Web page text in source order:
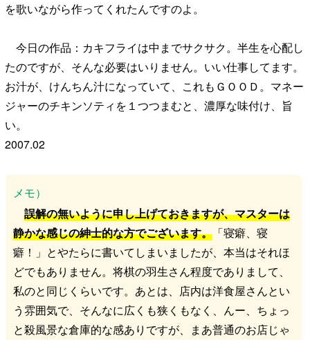
を歌いながら作ってくれたんですのよ。
今日の作品：カキフライは中までサクサク。半生を心配し
たのですが、そんな必要はいりません。いい仕事してます。
お汁が、けんちん汁になっていて、これもＧＯＯＤ。マネー
ジャーのチキンソティを１つつまむと、濃厚な味付け、旨
い。
2007.02
メモ）
誤解の無いように申し上げておきますが、マスターは
静かな感じの紳士的な方でございます。 「寝癖、寝
癖！」とやたらに書いてしまいましたが、本当はそれほ
どでもありません。将棋の羽生さん程度でありまして、
私のと同じくらいです。あとは、店内は洋食屋さんとい
う雰囲気で、そんなに広くも狭くもなく、んー、ちょっ
と殺風景な倉庫的な感ありですが、まあ普通のお店じゃ